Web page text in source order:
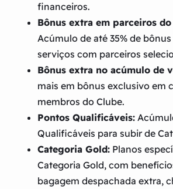
financeiros.
Bônus extra em parceiros
Acúmulo de até 35% de
serviços com parceiros
Bônus extra no acúmulo de
mais em bônus exclusivo em
membros do Clube.
Pontos Qualificáveis:
Qualificáveis para subir de
Categoria Gold: Planos
Categoria Gold, com
bagagem despachada extra,